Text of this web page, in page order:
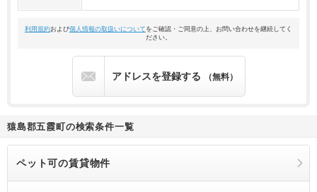
利用規約および個人情報の取扱いについて をご確認・ご同意の上、お問い合わせを継続してく
ださい。
アドレスを登録する （無料）
猿島郡五霞町の検索条件一覧
ペット可の賃貸物件